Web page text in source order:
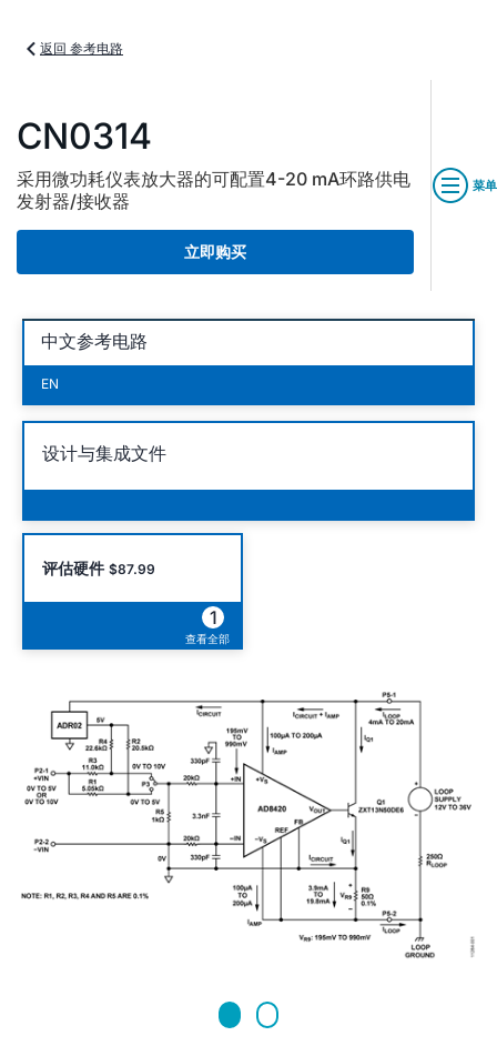
返回 参考电路
CN0314
采用微功耗仪表放大器的可配置4-20 mA环路供电
发射器/接收器
立即购买
菜单
中文参考电路
EN
设计与集成文件
评估硬件 $87.99
1
查看全部